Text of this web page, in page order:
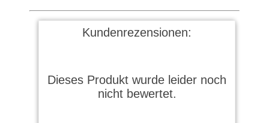
Kundenrezensionen:
Dieses Produkt wurde leider noch
nicht bewertet.